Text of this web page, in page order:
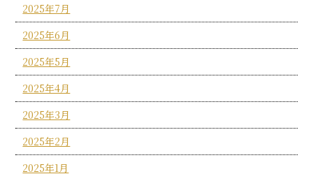
2025年7月
2025年6月
2025年5月
2025年4月
2025年3月
2025年2月
2025年1月